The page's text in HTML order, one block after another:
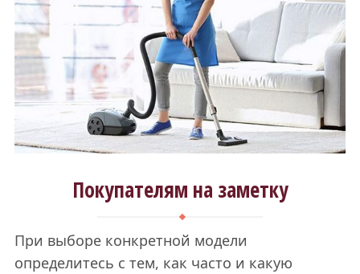
Покупателям на заметку
При выборе конкретной модели
определитесь с тем, как часто и какую